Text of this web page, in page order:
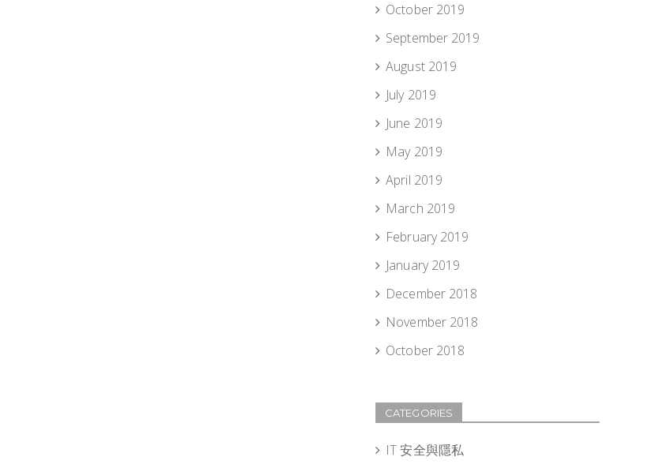
October 2019
September 2019
August 2019
July 2019
June 2019
May 2019
April 2019
March 2019
February 2019
January 2019
December 2018
November 2018
October 2018
CATEGORIES
IT 安全與隱私